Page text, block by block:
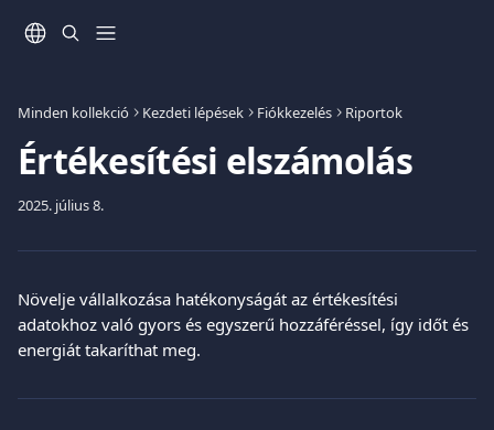
Minden kollekció Kezdeti lépések Fiókkezelés Riportok
Értékesítési elszámolás
2025. július 8.
Növelje vállalkozása hatékonyságát az értékesítési
adatokhoz való gyors és egyszerű hozzáféréssel, így időt és
energiát takaríthat meg.